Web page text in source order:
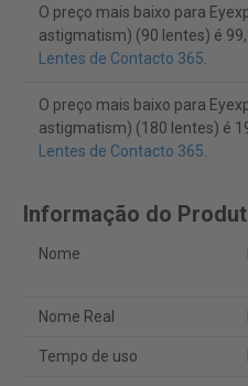
O preço mais baixo para
astigmatism) (90 lentes) é
Lentes de Contacto 365.
O preço mais baixo para
astigmatism) (180 lentes) é
Lentes de Contacto 365.
Informação do
Nome
Nome Real
Tempo de uso